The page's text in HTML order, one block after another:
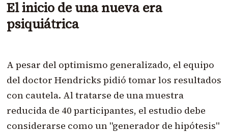
El inicio de una nueva era
psiquiátrica
A pesar del optimismo generalizado, el equipo
del doctor Hendricks pidió tomar los resultados
con cautela. Al tratarse de una muestra
reducida de 40 participantes, el estudio debe
considerarse como un "generador de hipótesis"